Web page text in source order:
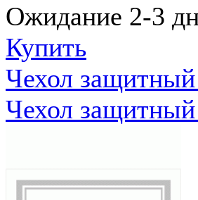
Ожидание 2-3
Купить
Чехол
Чехол